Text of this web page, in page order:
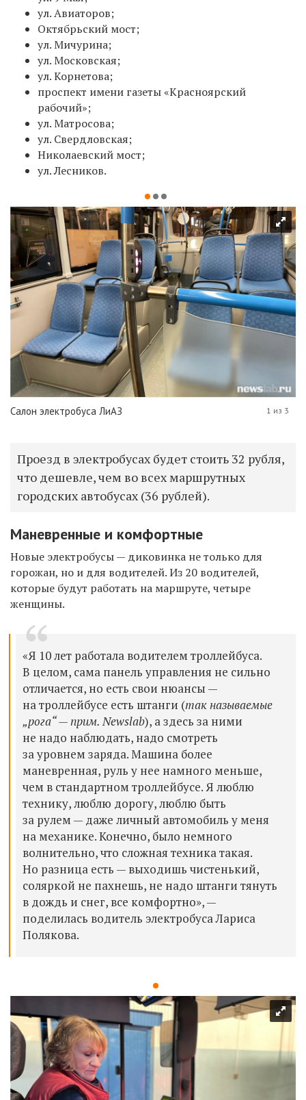
ул. Авиаторов;
Октябрьский мост;
ул. Мичурина;
ул. Московская;
ул. Корнетова;
проспект имени газеты «Красноярский
рабочий»;
ул. Матросова;
ул. Свердловская;
Николаевский мост;
ул. Лесников.
Салон электробуса ЛиАЗ 1 из 3
Проезд в электробусах будет стоить 32 рубля,
что дешевле, чем во всех маршрутных
городских автобусах (36 рублей).
Маневренные и комфортные
Новые электробусы — диковинка не только для
горожан, но и для водителей. Из 20 водителей,
которые будут работать на маршруте, четыре
женщины.
«Я 10 лет работала водителем троллейбуса.
В целом, сама панель управления не сильно
отличается, но есть свои нюансы —
на троллейбусе есть штанги (так называемые
„рога“ — прим. Newslab), а здесь за ними
не надо наблюдать, надо смотреть
за уровнем заряда. Машина более
маневренная, руль у нее намного меньше,
чем в стандартном троллейбусе. Я люблю
технику, люблю дорогу, люблю быть
за рулем — даже личный автомобиль у меня
на механике. Конечно, было немного
волнительно, что сложная техника такая.
Но разница есть — выходишь чистенький,
соляркой не пахнешь, не надо штанги тянуть
в дождь и снег, все комфортно», —
поделилась водитель электробуса Лариса
Полякова.